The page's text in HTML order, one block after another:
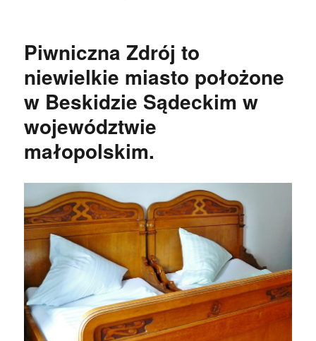
Piwniczna Zdrój to
niewielkie miasto położone
w Beskidzie Sądeckim w
województwie
małopolskim.